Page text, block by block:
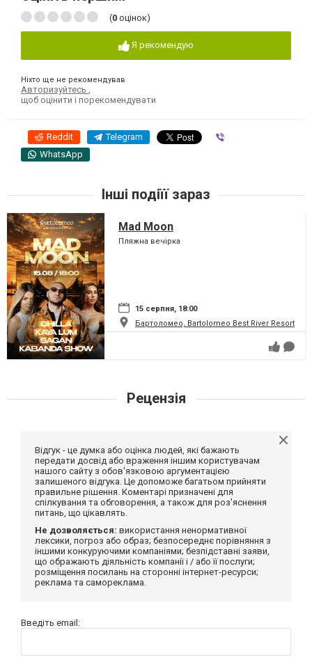
(0 оцінок)
Я рекомендую
Ніхто ще не рекомендував
Авторизуйтесь
щоб оцінити і порекомендувати
Reddit Telegram
WhatsApp
Інші подіїї зараз
Mad Moon
Пляжна вечірка
15 серпня, 18:00
Бартоломео, Bartolomeo Best River Resort
Рецензія
Відгук - це думка або оцінка людей, які бажають
передати досвід або враження іншим користувачам
нашого сайту з обов'язковою аргументацією
залишеного відгука. Це допоможе багатьом прийняти
правильне рішення. Коментарі призначені для
спілкування та обговорення, а також для роз'яснення
питань, що цікавлять.
Не дозволяється: використання ненормативної
лексики, погроз або образ; безпосереднє порівняння з
іншими конкуруючими компаніями; безпідставні заяви,
що ображають діяльність компанії і / або її послуги;
розміщення посилань на сторонні інтернет-ресурси;
реклама та самореклама.
Введіть email: